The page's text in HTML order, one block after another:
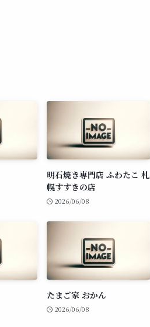
明石焼き専門店 ふわたこ 札
幌すすきの店
2026/06/08
たまご家 おかん
2026/06/08